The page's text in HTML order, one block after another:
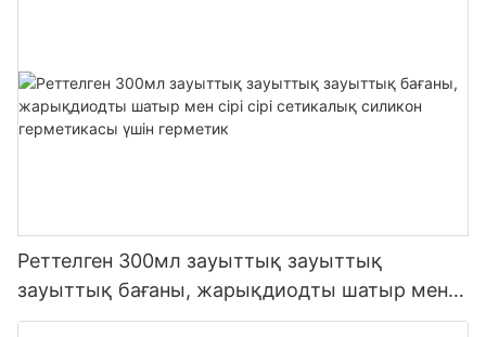
Реттелген 300мл зауыттық зауыттық
зауыттық бағаны, жарықдиодты шатыр мен
сірі сірі сетикалық силикон герметикасы үшін